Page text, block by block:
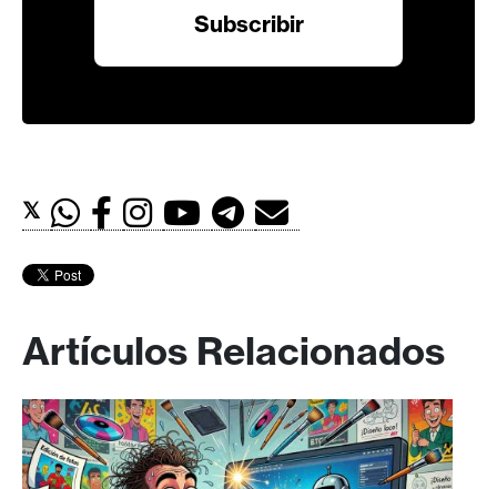
𝕏
Artículos Relacionados